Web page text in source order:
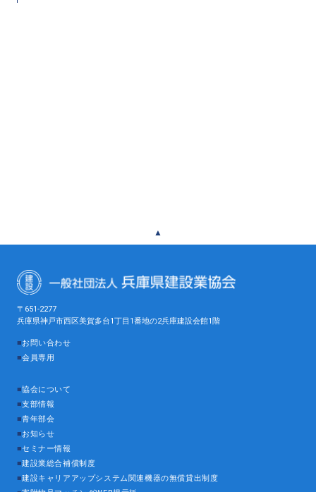
▲
〒651-2277
兵庫県神戸市西区美賀多台1丁目1番地の2兵庫建設会館1階
■お問い合わせ
■会員専用
■協会について
■支部情報
■青年部会
■お知らせ
■セミナー情報
■建設業総合補償制度
■建設キャリアアップシステム関連機器の無償貸出制度